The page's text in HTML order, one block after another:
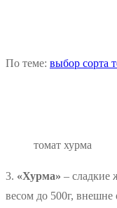
По теме: выбор сорта
томат хурма
3. «Хурма» – сладкие
весом до 500г,